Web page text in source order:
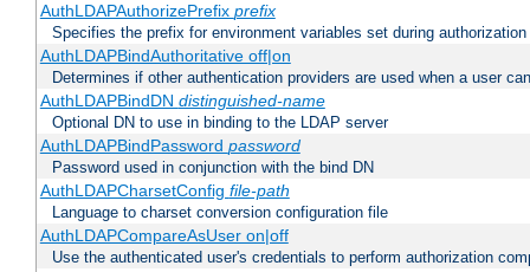
AuthLDAPAuthorizePrefix prefix
Specifies the prefix for environment variables set during authorization
AuthLDAPBindAuthoritative off|on
Determines if other authentication providers are used when a user
AuthLDAPBindDN distinguished-name
Optional DN to use in binding to the LDAP server
AuthLDAPBindPassword password
Password used in conjunction with the bind DN
AuthLDAPCharsetConfig file-path
Language to charset conversion configuration file
AuthLDAPCompareAsUser on|off
Use the authenticated user's credentials to perform authorization